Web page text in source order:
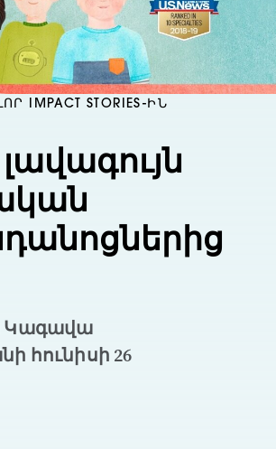
IMPACT STORIES-ԻՆ
Կագավա
հունիսի 26